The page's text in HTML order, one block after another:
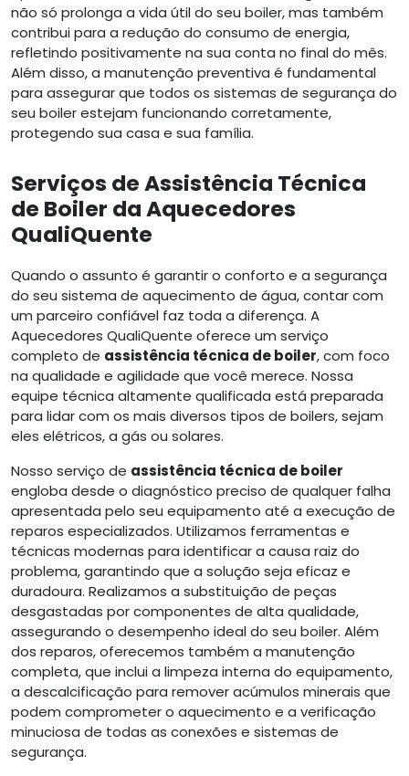
não só prolonga a vida útil do seu boiler, mas também
contribui para a redução do consumo de energia,
refletindo positivamente na sua conta no final do mês.
Além disso, a manutenção preventiva é fundamental
para assegurar que todos os sistemas de segurança do
seu boiler estejam funcionando corretamente,
protegendo sua casa e sua família.
Serviços de Assistência Técnica
de Boiler da Aquecedores
QualiQuente
Quando o assunto é garantir o conforto e a segurança
do seu sistema de aquecimento de água, contar com
um parceiro confiável faz toda a diferença. A
Aquecedores QualiQuente oferece um serviço
completo de assistência técnica de boiler, com foco
na qualidade e agilidade que você merece. Nossa
equipe técnica altamente qualificada está preparada
para lidar com os mais diversos tipos de boilers, sejam
eles elétricos, a gás ou solares.
Nosso serviço de assistência técnica de boiler
engloba desde o diagnóstico preciso de qualquer falha
apresentada pelo seu equipamento até a execução de
reparos especializados. Utilizamos ferramentas e
técnicas modernas para identificar a causa raiz do
problema, garantindo que a solução seja eficaz e
duradoura. Realizamos a substituição de peças
desgastadas por componentes de alta qualidade,
assegurando o desempenho ideal do seu boiler. Além
dos reparos, oferecemos também a manutenção
completa, que inclui a limpeza interna do equipamento,
a descalcificação para remover acúmulos minerais que
podem comprometer o aquecimento e a verificação
minuciosa de todas as conexões e sistemas de
segurança.